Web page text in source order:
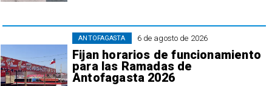
6 de agosto de 2026
Fijan horarios de funcionamiento
para las Ramadas de
Antofagasta 2026
ANTOFAGASTA